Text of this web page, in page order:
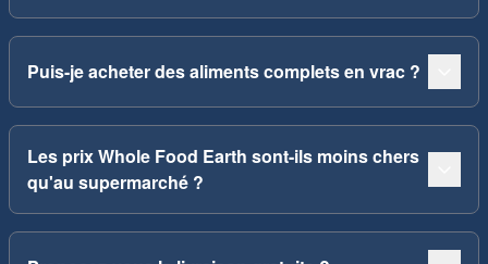
Puis-je acheter des aliments complets en vrac ?
Les prix Whole Food Earth sont-ils moins chers
qu'au supermarché ?